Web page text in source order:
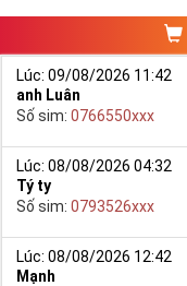
Lúc: 09/08/2026 11:42
anh Luân
Số sim: 0766550xxx
Lúc: 08/08/2026 04:32
Tý ty
Số sim: 0793526xxx
Lúc: 08/08/2026 12:42
Mạnh